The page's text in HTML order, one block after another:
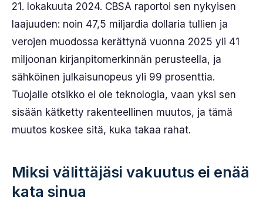
21. lokakuuta 2024. CBSA raportoi sen nykyisen
laajuuden: noin 47,5 miljardia dollaria tullien ja
verojen muodossa kerättynä vuonna 2025 yli 41
miljoonan kirjanpitomerkinnän perusteella, ja
sähköinen julkaisunopeus yli 99 prosenttia.
Tuojalle otsikko ei ole teknologia, vaan yksi sen
sisään kätketty rakenteellinen muutos, ja tämä
muutos koskee sitä, kuka takaa rahat.
Miksi välittäjäsi vakuutus ei enää
kata sinua